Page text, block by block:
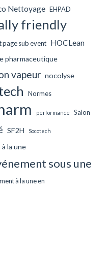
Nettoyage EHPAD
friendly
page sub event HOCLean
pharmaceutique
vapeur nocolyse
Normes
performance Salon
SF2H Socotech
à la une
sous une
à la une en